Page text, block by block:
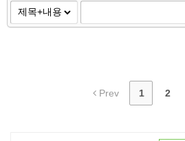
Prev 1 2